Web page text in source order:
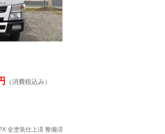
（消費税込み）
全塗装仕上済 整備済